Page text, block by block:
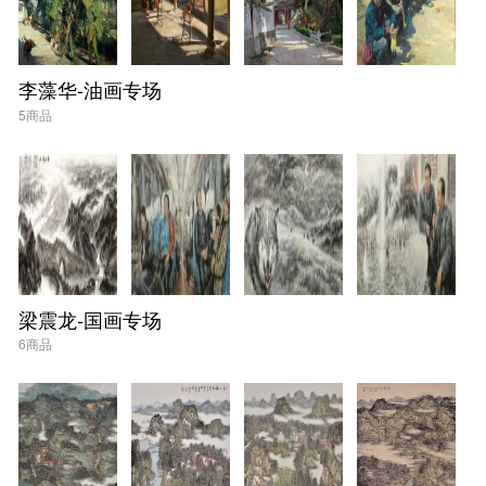
李藻华-油画专场
5商品
梁震龙-国画专场
6商品